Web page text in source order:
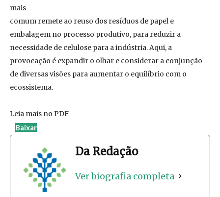
mais
comum remete ao reuso dos resíduos de papel e
embalagem no processo produtivo, para reduzir a
necessidade de celulose para a indústria. Aqui, a
provocação é expandir o olhar e considerar a conjunção
de diversas visões para aumentar o equilíbrio com o
ecossistema.
Leia mais no PDF
Baixar
Da Redação
Ver biografia completa